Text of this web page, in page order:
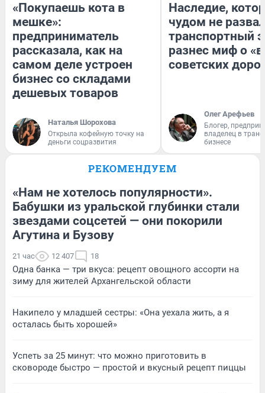
«Покупаешь кота в
мешке»:
предприниматель
рассказала, как на
самом деле устроен
бизнес со складами
дешевых товаров
Наталья Шорохова
Открыла кофейную точку на
деньги соцразвития
Наследие,
чудом не
транспортный
разнес миф о
советских
Олег Арефьев
Блогер,
владелец в
бизнесе
РЕКОМЕНДУЕМ
«Нам не хотелось популярности».
Бабушки из уральской глубинки стали
звездами соцсетей — они покорили
Агутина и Бузову
21 час 12 407 18
Одна банка — три вкуса: рецепт овощного ассорти на
зиму для жителей Архангельской области
Накипело у младшей сестры: «Она уехала жить, а я
осталась быть хорошей»
Успеть за 25 минут: что можно приготовить в
сковороде быстро — простой и вкусный рецепт пиццы